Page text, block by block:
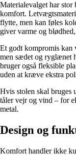
Materialevalget har
komfort.
flytte, men kan føles
giver varme og
Et godt kompromis kan
men sædet og ryglænet
bruger også fleksible
uden at kræve ekstra
Hvis stolen skal bruges
tåler vejr og vind – for
metal.
Design og
Komfort handler ikke